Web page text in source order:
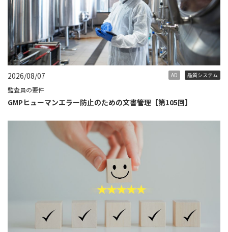
2026/08/07 AD 品質システム
監査員の要件
GMPヒューマンエラー防止のための文書管理【第105回】